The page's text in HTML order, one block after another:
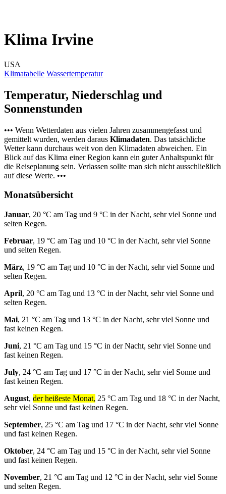
Klima Irvine
USA
Klimatabelle Wassertemperatur
Temperatur, Niederschlag und
Sonnenstunden
••• Wenn Wetterdaten aus vielen Jahren zusammengefasst und
gemittelt wurden, werden daraus Klimadaten. Das tatsächliche
Wetter kann durchaus weit von den Klimadaten abweichen. Ein
Blick auf das Klima einer Region kann ein guter Anhaltspunkt für
die Reiseplanung sein. Verlassen sollte man sich nicht ausschließlich
auf diese Werte. •••
Monatsübersicht
Januar, 20 °C am Tag und 9 °C in der Nacht, sehr viel Sonne und
selten Regen.
Februar, 19 °C am Tag und 10 °C in der Nacht, sehr viel Sonne
und selten Regen.
März, 19 °C am Tag und 10 °C in der Nacht, sehr viel Sonne und
selten Regen.
April, 20 °C am Tag und 13 °C in der Nacht, sehr viel Sonne und
selten Regen.
Mai, 21 °C am Tag und 13 °C in der Nacht, sehr viel Sonne und
fast keinen Regen.
Juni, 21 °C am Tag und 15 °C in der Nacht, sehr viel Sonne und
fast keinen Regen.
July, 24 °C am Tag und 17 °C in der Nacht, sehr viel Sonne und
fast keinen Regen.
August, der heißeste Monat, 25 °C am Tag und 18 °C in der Nacht,
sehr viel Sonne und fast keinen Regen.
September, 25 °C am Tag und 17 °C in der Nacht, sehr viel Sonne
und fast keinen Regen.
Oktober, 24 °C am Tag und 15 °C in der Nacht, sehr viel Sonne
und fast keinen Regen.
November, 21 °C am Tag und 12 °C in der Nacht, sehr viel Sonne
und selten Regen.